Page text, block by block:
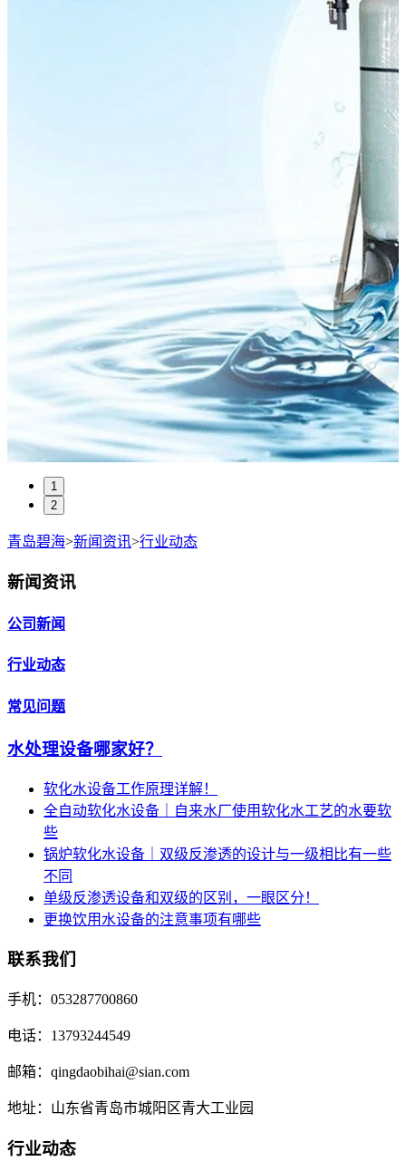
1
2
青岛碧海>新闻资讯>行业动态
新闻资讯
公司新闻
行业动态
常见问题
水处理设备哪家好？
软化水设备工作原理详解！
全自动软化水设备｜自来水厂使用软化水工艺的水要软
些
锅炉软化水设备｜双级反渗透的设计与一级相比有一些
不同
单级反渗透设备和双级的区别，一眼区分！
更换饮用水设备的注意事项有哪些
联系我们
手机：053287700860
电话：13793244549
邮箱：qingdaobihai@sian.com
地址：山东省青岛市城阳区青大工业园
行业动态